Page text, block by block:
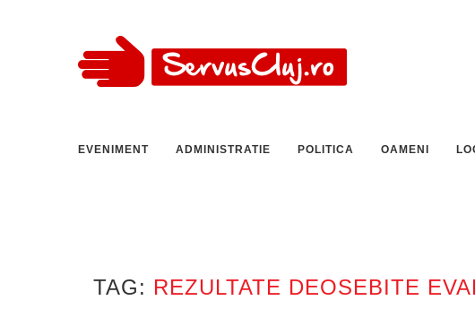
EVENIMENT ADMINISTRATIE POLITICA OAMENI
TAG: REZULTATE DEOSEBITE